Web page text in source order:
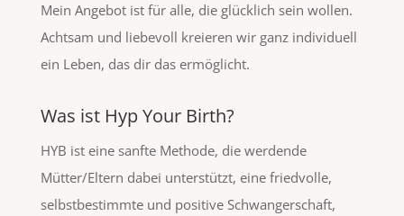
Mein Angebot ist für alle, die glücklich sein wollen.
Achtsam und liebevoll kreieren wir ganz individuell
ein Leben, das dir das ermöglicht.
Was ist Hyp Your Birth?
HYB ist eine sanfte Methode, die werdende
Mütter/Eltern dabei unterstützt, eine friedvolle,
selbstbestimmte und positive Schwangerschaft,